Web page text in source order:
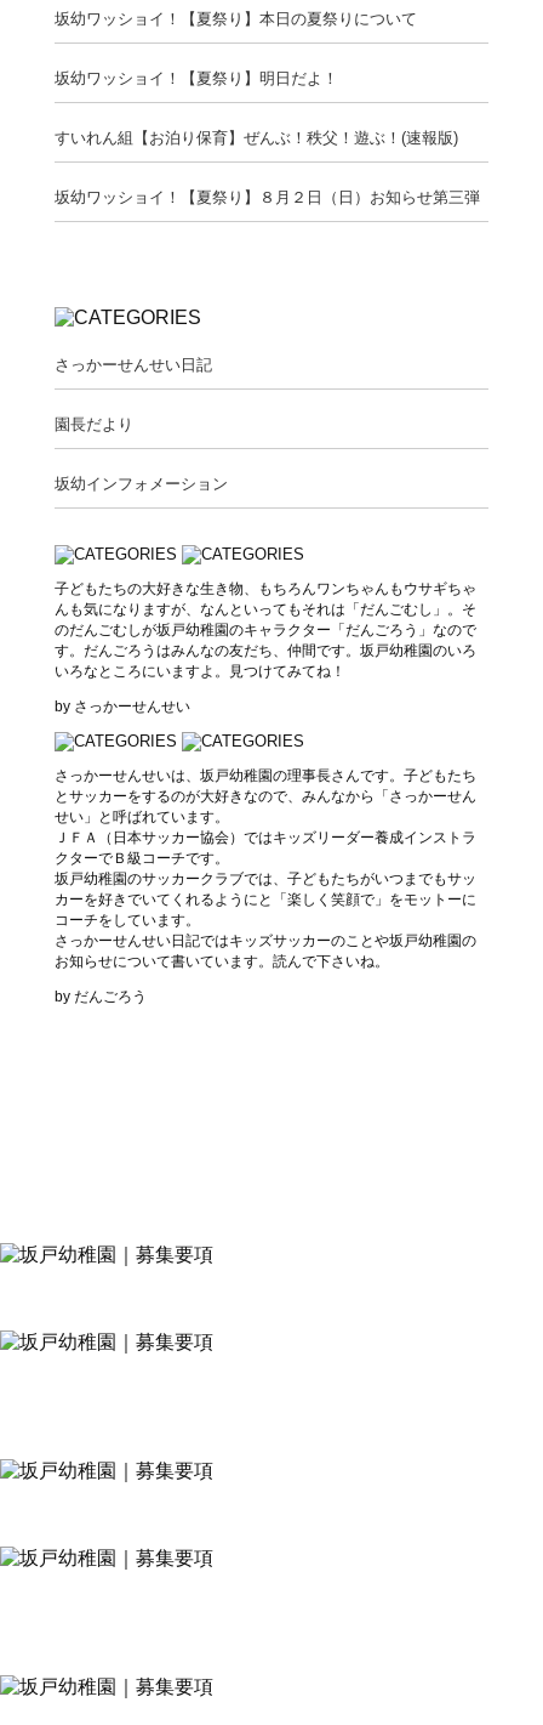
坂幼ワッショイ！【夏祭り】本日の夏祭りについて
坂幼ワッショイ！【夏祭り】明日だよ！
すいれん組【お泊り保育】ぜんぶ！秩父！遊ぶ！(速報版)
坂幼ワッショイ！【夏祭り】８月２日（日）お知らせ第三弾
さっかーせんせい日記
園長だより
坂幼インフォメーション
子どもたちの大好きな生き物、もちろんワンちゃんもウサギちゃ
んも気になりますが、なんといってもそれは「だんごむし」。そ
のだんごむしが坂戸幼稚園のキャラクター「だんごろう」なので
す。だんごろうはみんなの友だち、仲間です。坂戸幼稚園のいろ
いろなところにいますよ。見つけてみてね！
by さっかーせんせい
さっかーせんせいは、坂戸幼稚園の理事長さんです。子どもたち
とサッカーをするのが大好きなので、みんなから「さっかーせん
せい」と呼ばれています。
ＪＦＡ（日本サッカー協会）ではキッズリーダー養成インストラ
クターでＢ級コーチです。
坂戸幼稚園のサッカークラブでは、子どもたちがいつまでもサッ
カーを好きでいてくれるようにと「楽しく笑顔で」をモットーに
コーチをしています。
さっかーせんせい日記ではキッズサッカーのことや坂戸幼稚園の
お知らせについて書いています。読んで下さいね。
by だんごろう